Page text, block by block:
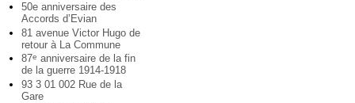
50e anniversaire des
Accords d’Evian
81 avenue Victor Hugo de
retour à La Commune
87e anniversaire de la fin
de la guerre 1914-1918
93 3 01 002 Rue de la
Gare